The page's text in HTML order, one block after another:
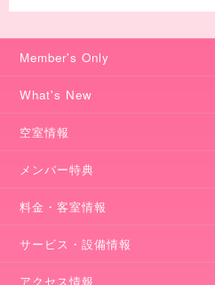
Member's Only
What's New
空室情報
メンバー特典
料金・客室情報
サービス・設備情報
アクセス情報